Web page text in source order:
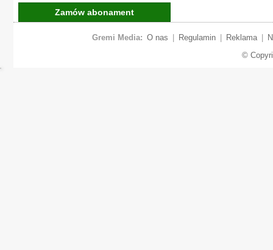
Zamów abonament
Gremi Media: O nas Regulamin Reklama
©